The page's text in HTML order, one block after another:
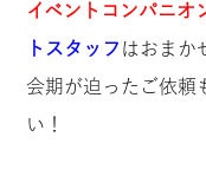
イベントコンパニオ
トスタッフ はおまか
会期が迫ったご依頼
い！